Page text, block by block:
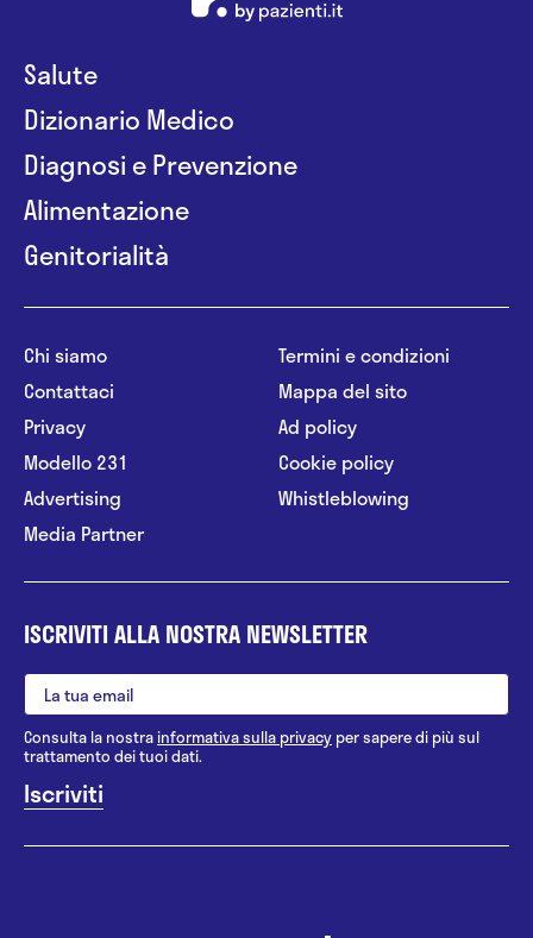
Salute
Dizionario Medico
Diagnosi e Prevenzione
Alimentazione
Genitorialità
Chi siamo
Contattaci
Privacy
Modello 231
Advertising
Media Partner
Termini e condizioni
Mappa del sito
Ad policy
Cookie policy
Whistleblowing
ISCRIVITI ALLA NOSTRA NEWSLETTER
Consulta la nostrainformativa sulla privacy per sapere di più sul
trattamento dei tuoi dati.